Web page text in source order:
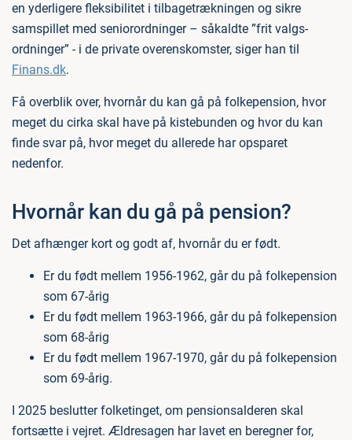
en yderligere fleksibilitet i tilbagetrækningen og sikre
samspillet med seniorordninger – såkaldte ”frit valgs-
ordninger” - i de private overenskomster, siger han til
Finans.dk.
Få overblik over, hvornår du kan gå på folkepension, hvor
meget du cirka skal have på kistebunden og hvor du kan
finde svar på, hvor meget du allerede har opsparet
nedenfor.
Hvornår kan du gå på pension?
Det afhænger kort og godt af, hvornår du er født.
Er du født mellem 1956-1962, går du på folkepension
som 67-årig
Er du født mellem 1963-1966, går du på folkepension
som 68-årig
Er du født mellem 1967-1970, går du på folkepension
som 69-årig.
I 2025 beslutter folketinget, om pensionsalderen skal
fortsætte i vejret. Ældresagen har lavet en beregner for,